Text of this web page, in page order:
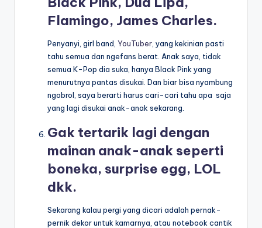
Flamingo, James Charles.
Penyanyi, girl band, YouTuber , yang kekinian pasti
tahu semua dan ngefans berat. Anak saya, tidak
semua K-Pop dia suka, hanya Black Pink yang
menurutnya pantas disukai. Dan biar bisa nyambung
ngobrol, saya berarti harus cari-cari tahu apa saja
yang lagi disukai anak-anak sekarang.
Gak tertarik lagi dengan
mainan anak-anak seperti
boneka, surprise egg, LOL
dkk.
Sekarang kalau pergi yang dicari adalah pernak-
pernik dekor untuk kamarnya, atau notebook cantik